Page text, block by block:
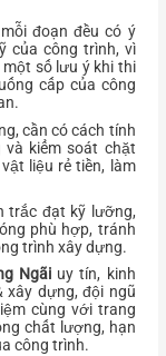
đoạn đều có ý
của công trình, vì
số lưu ý khi thi
cấp của công
cần có cách tính
kiểm soát chặt
liệu rẻ tiền, làm
trắc đạt kỹ lưỡng,
phù hợp, tránh
trình xây dựng.
Ngãi uy tín, kinh
xây dựng, đội ngũ
cùng với trang
chất lượng, hạn
công trình.